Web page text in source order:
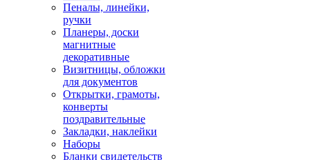
Пеналы, линейки,
ручки
Планеры, доски
магнитные
декоративные
Визитницы, обложки
для документов
Открытки, грамоты,
конверты
поздравительные
Закладки, наклейки
Наборы
Бланки свидетельств